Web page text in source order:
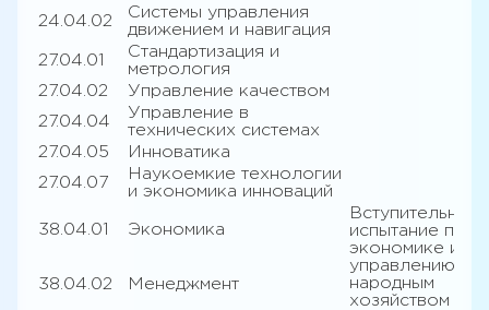
24.04.02
Системы управления
движением и навигация
27.04.01
Стандартизация и
метрология
27.04.02
Управление качеством
27.04.04
Управление в
технических системах
27.04.05
Инноватика
27.04.07
Наукоемкие технологии
и экономика инноваций
38.04.01 Экономика
Вступительное
испытание по
экономике и
управлению
народным
хозяйством -
38.04.02 Менеджмент